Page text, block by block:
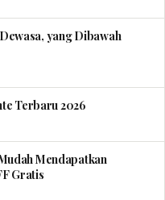
yang Dibawah
Terbaru 2026
Mendapatkan
Gratis